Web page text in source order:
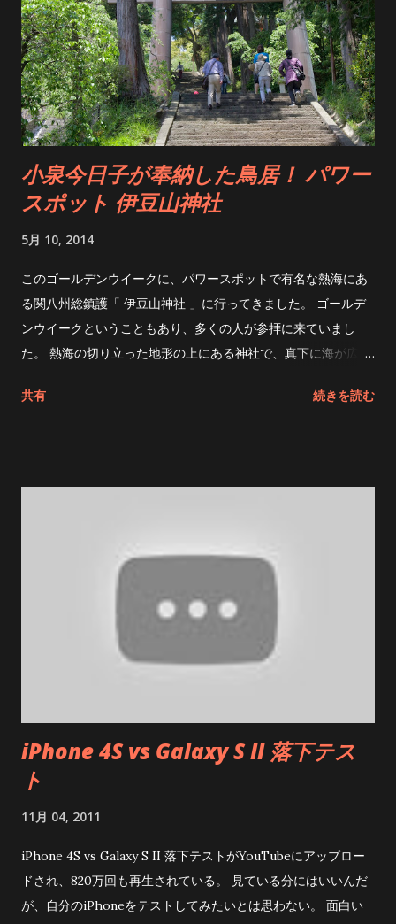
出ない非常に珍しいおみくじだそうです。 早朝から非常に多く
の人がおみくじを引いていましたが、珍しいおみくじに人だか
りが出来てしまいました。 小学校2年生の息子には、まだピン
ときていない感じでしたが、この運を大人になるまで持ち続け
て欲しいと思ってしまいました！親ばかですね！！ 大きな地図
で見る
小泉今日子が奉納した鳥居！ パワー
スポット 伊豆山神社
5月 10, 2014
このゴールデンウイークに、パワースポットで有名な熱海にあ
る関八州総鎮護「 伊豆山神社 」に行ってきました。 ゴールデ
ンウイークということもあり、多くの人が参拝に来ていまし
た。 熱海の切り立った地形の上にある神社で、真下に海が広が
上に上がると本殿があります。 伊豆山神社の守り神「赤白二
の「白山神社」縁結びの神様を奉る「結明神社」があり、山道
なのでスニーカーで行くことをオススメします。 本殿右脇に本
宮までの参道があり、上の写真のような案内板が設置されてい
いるようですが、途中足場の悪いところも沢山あります。 白山
が岩から「気」をもらっている光景が見られました。 ここまで
は、迷うこともなく上がれますが、この先は「この道で大丈
夫？」と思うような山道が続いています。 白山神社の前を通り
まで出れば、整地された遊歩道が出てくるので、ここまで来れ
ば悪路からは開放になります。 途中に看板や地図もあります
が、イマイチ位置関係が分かりにくいと思います。 写真の伊豆
山神社から延びる黄色の点線が白山神社を通るルートになりま
共有 続きを読む
iPhone 4S vs Galaxy S II 落下テス
ト
11月 04, 2011
iPhone 4S vs Galaxy S II 落下テストがYouTubeにアップロー
ドされ、820万回も再生されている。 見ている分にはいいんだ
が、自分のiPhoneをテストしてみたいとは思わない。 面白い